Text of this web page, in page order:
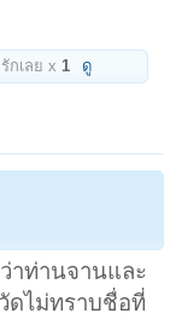
รักเลย x 1 ดู
าท่านจานและ
ดไม่ทราบชื่อที่